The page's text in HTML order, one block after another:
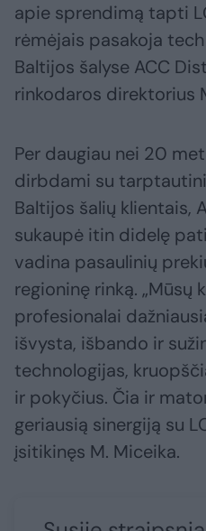
apie sprendimą tapti
rėmėjais pasakoja
Baltijos šalyse ACC
rinkodaros direktorius
Per daugiau nei 20
dirbdami su
Baltijos šalių klientais,
sukaupė itin didelę
vadina pasaulinių
regioninę rinką. „Mūsų
profesionalai
išvysta, išbando ir
technologijas,
ir pokyčius. Čia ir
geriausią sinergiją su
įsitikinęs M. Miceika.